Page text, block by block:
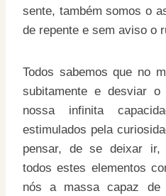
sente, também somos o
de repente e sem aviso o
Todos sabemos que no
subitamente e desviar
nossa infinita
estimulados pela
pensar, de se deixar ir,
todos estes elementos
nós a massa capaz